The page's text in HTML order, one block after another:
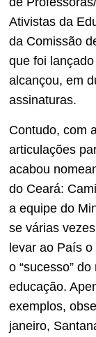
Ativistas da
da Comissão
que foi
alcançou, em
assinaturas.
Contudo, com
articulações
acabou
do Ceará:
a equipe do
se várias
levar ao País
o “sucesso”
educação.
exemplos,
janeiro,